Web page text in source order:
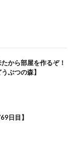
から部屋を作るぞ！
ぶつの森】
日目】